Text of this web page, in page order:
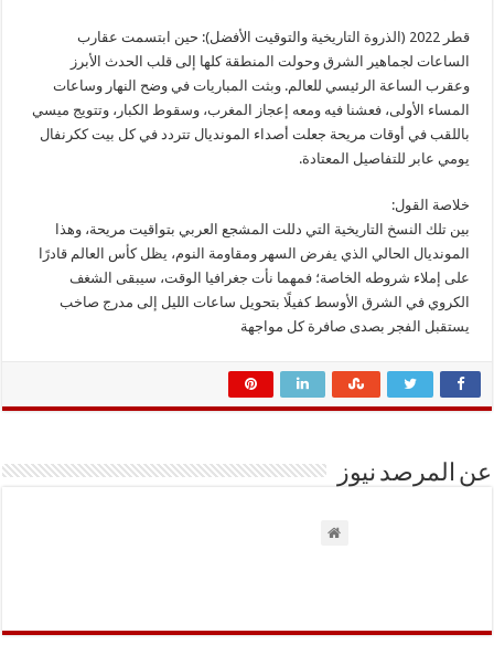
​قطر 2022 (الذروة التاريخية والتوقيت الأفضل): حين ابتسمت عقارب
الساعات لجماهير الشرق وحولت المنطقة كلها إلى قلب الحدث الأبرز
وعقرب الساعة الرئيسي للعالم. وبثت المباريات في وضح النهار وساعات
المساء الأولى، فعشنا فيه ومعه إعجاز المغرب، وسقوط الكبار، وتتويج ميسي
باللقب في أوقات مريحة جعلت أصداء المونديال تتردد في كل بيت ككرنفال
يومي عابر للتفاصيل المعتادة.
​خلاصة القول:
بين تلك النسخ التاريخية التي دللت المشجع العربي بتواقيت مريحة، وهذا
المونديال الحالي الذي يفرض السهر ومقاومة النوم، يظل كأس العالم قادرًا
على إملاء شروطه الخاصة؛ فمهما نأت جغرافيا الوقت، سيبقى الشغف
الكروي في الشرق الأوسط كفيلًا بتحويل ساعات الليل إلى مدرج صاخب
يستقبل الفجر بصدى صافرة كل مواجهة
عن المرصد نيوز